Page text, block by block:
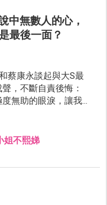
中無數人的心，
最後一面？
蔡康永談起與大S最
，不斷自責後悔：
無助的眼淚，讓我
。其實我們都忘
己，已經做了在那
姐不熙娣